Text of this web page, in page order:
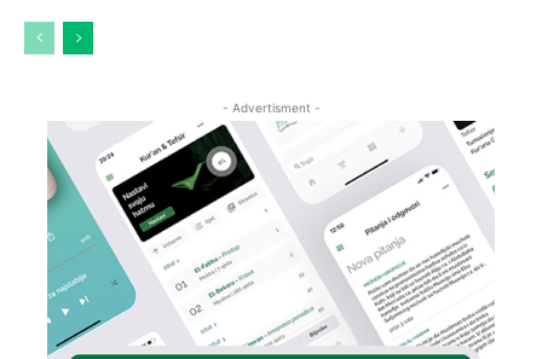
- Advertisment -